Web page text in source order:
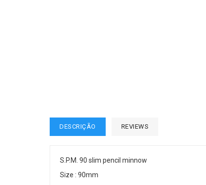
DESCRIÇÃO REVIEWS
S.P.M. 90 slim pencil minnow
Size : 90mm